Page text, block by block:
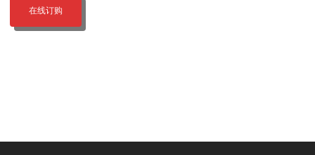
在线订购